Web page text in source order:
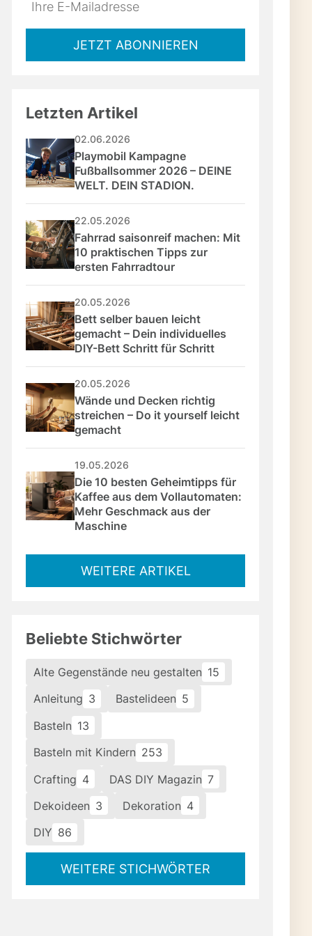
und ein Umami-
und
Marinaden, Saucen
du
mit Kaffee
mit der Bohne
und der Einsatz
Fundament für
entfalten sich
Bohnen,
sogar Cold Brew
oder kräftige,
für Rubs oder
frisch gebrühter
Extrakt.
Ganz einfach:
und das
liefern nussige,
Mailadresse:JETZT ABONNIEREN
Letzten Artikel
02.06.2026
Playmobil Kampagne
Fußballsommer 2026 – DEINE
WELT. DEIN STADION.
22.05.2026
Fahrrad saisonreif machen: Mit
10 praktischen Tipps zur
ersten Fahrradtour
20.05.2026
Bett selber bauen leicht
gemacht – Dein individuelles
DIY-Bett Schritt für Schritt
20.05.2026
Wände und Decken richtig
streichen – Do it yourself leicht
gemacht
19.05.2026
Die 10 besten Geheimtipps für
Kaffee aus dem Vollautomaten:
Mehr Geschmack aus der
Maschine
WEITERE ARTIKEL
Beliebte Stichwörter
Alte Gegenstände neu gestalten 15
Anleitung 3 Bastelideen 5
Basteln 13
Basteln mit Kindern 253
Crafting 4 DAS DIY Magazin 7
Dekoideen 3 Dekoration 4
DIY 86
WEITERE STICHWÖRTER